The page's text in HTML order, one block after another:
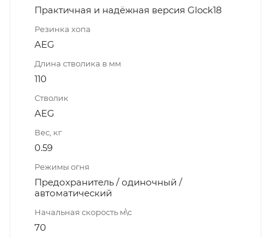
Практичная и надёжная версия Glock18
Резинка хопа
AEG
Длина стволика в мм
110
Стволик
AEG
Вес, кг
0.59
Режимы огня
Предохранитель / одиночный /
автоматический
Начальная скорость м\с
70